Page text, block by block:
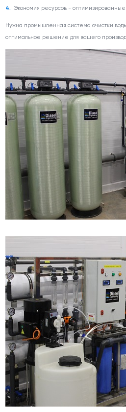
Экономия ресурсов -
Нужна промышленная система очистки
оптимальное решение для вашего